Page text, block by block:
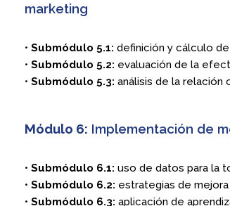
marketing
• Submódulo 5.1: definición y cálculo
• Submódulo 5.2: evaluación de la
• Submódulo 5.3: análisis de la
Módulo 6: Implementación de
• Submódulo 6.1: uso de datos para la
• Submódulo 6.2: estrategias de
• Submódulo 6.3: aplicación de